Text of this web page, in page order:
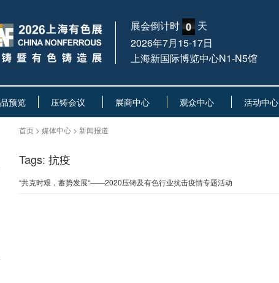
展会倒计时 0 天
2026年7月15-17日
上海新国际博览中心N1-N5馆
预览 压铸会议 展商中心 观众中心 活动中心
首页 > 媒体中心 > 新闻报道
Tags: 抗疫
“共克时艰，蓄势发展“——2020压铸及有色行业抗击疫情专题活动